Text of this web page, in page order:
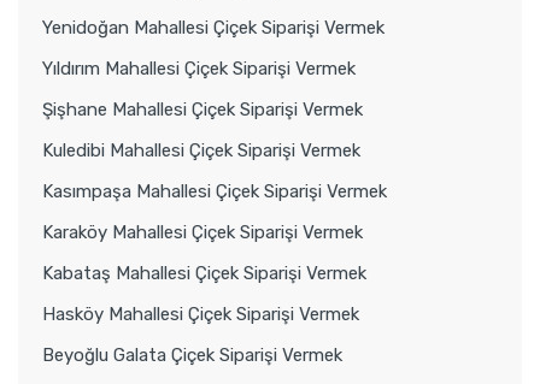
Yenidoğan Mahallesi Çiçek Siparişi Vermek
Yıldırım Mahallesi Çiçek Siparişi Vermek
Şişhane Mahallesi Çiçek Siparişi Vermek
Kuledibi Mahallesi Çiçek Siparişi Vermek
Kasımpaşa Mahallesi Çiçek Siparişi Vermek
Karaköy Mahallesi Çiçek Siparişi Vermek
Kabataş Mahallesi Çiçek Siparişi Vermek
Hasköy Mahallesi Çiçek Siparişi Vermek
Beyoğlu Galata Çiçek Siparişi Vermek